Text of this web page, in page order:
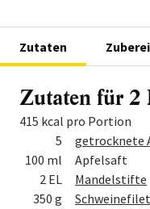
Zutaten
Zutaten für 2
415 kcal pro Portion
Zutat
5
getrocknete
100 ml
Apfelsaft
2 EL
Mandelstifte
350 g